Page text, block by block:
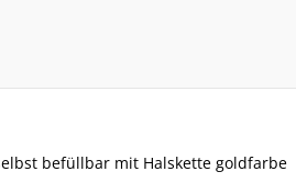
befüllbar mit Halskette goldfarbe